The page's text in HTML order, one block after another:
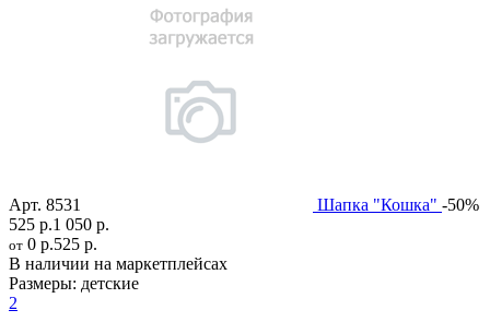
Арт. 8531 Шапка "Кошка" -50%
525 р.1 050 р.
от 0 р.525 р.
В наличии на маркетплейсах
Размеры: детские
2